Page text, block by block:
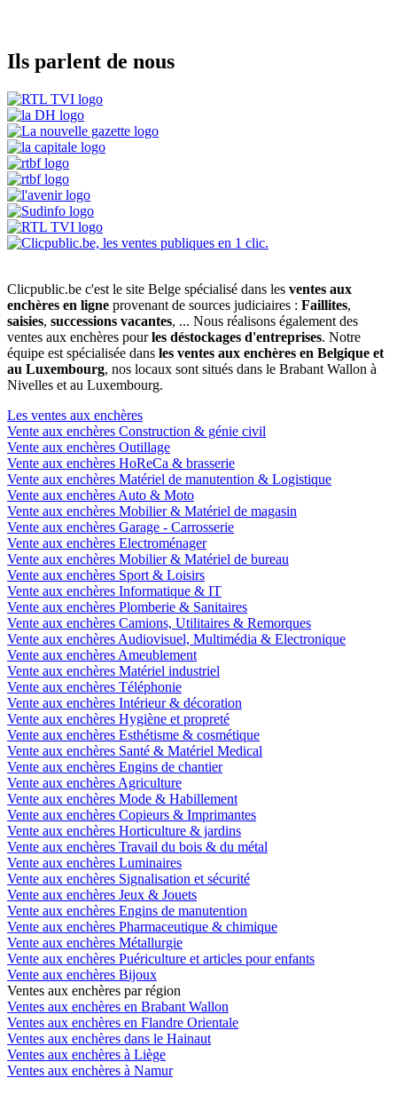
Ils parlent de nous
Clicpublic.be c'est le site Belge spécialisé dans les ventes aux
enchères en ligne provenant de sources judiciaires : Faillites,
saisies, successions vacantes, ... Nous réalisons également des
ventes aux enchères pourles déstockages d'entreprises. Notre
équipe est spécialisée dans les ventes aux enchères en Belgique et
au Luxembourg, nos locaux sont situés dans le Brabant Wallon à
Nivelles et au Luxembourg.
Les ventes aux enchères
Vente aux enchères Construction & génie civil
Vente aux enchères Outillage
Vente aux enchères HoReCa & brasserie
Vente aux enchères Matériel de manutention & Logistique
Vente aux enchères Auto & Moto
Vente aux enchères Mobilier & Matériel de magasin
Vente aux enchères Garage - Carrosserie
Vente aux enchères Electroménager
Vente aux enchères Mobilier & Matériel de bureau
Vente aux enchères Sport & Loisirs
Vente aux enchères Informatique & IT
Vente aux enchères Plomberie & Sanitaires
Vente aux enchères Camions, Utilitaires & Remorques
Vente aux enchères Audiovisuel, Multimédia & Electronique
Vente aux enchères Ameublement
Vente aux enchères Matériel industriel
Vente aux enchères Téléphonie
Vente aux enchères Intérieur & décoration
Vente aux enchères Hygiène et propreté
Vente aux enchères Esthétisme & cosmétique
Vente aux enchères Santé & Matériel Medical
Vente aux enchères Engins de chantier
Vente aux enchères Agriculture
Vente aux enchères Mode & Habillement
Vente aux enchères Copieurs & Imprimantes
Vente aux enchères Horticulture & jardins
Vente aux enchères Travail du bois & du métal
Vente aux enchères Luminaires
Vente aux enchères Signalisation et sécurité
Vente aux enchères Jeux & Jouets
Vente aux enchères Engins de manutention
Vente aux enchères Pharmaceutique & chimique
Vente aux enchères Métallurgie
Vente aux enchères Puériculture et articles pour enfants
Vente aux enchères Bijoux
Ventes aux enchères par région
Ventes aux enchères en Brabant Wallon
Ventes aux enchères en Flandre Orientale
Ventes aux enchères dans le Hainaut
Ventes aux enchères à Liège
Ventes aux enchères à Namur